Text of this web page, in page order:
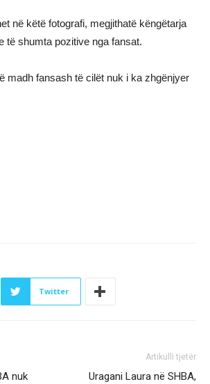
në këtë fotografi, megjithatë këngëtarja
të shumta pozitive nga fansat.
madh fansash të cilët nuk i ka zhgënjyer
Twitter
nuk
Artikulli tjetër
Uragani Laura në SHBA,